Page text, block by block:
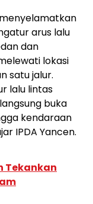
arus lalu
dan
lokasi
satu jalur.
lalu lintas
buka
kendaraan
IPDA Yancen.
Tekankan